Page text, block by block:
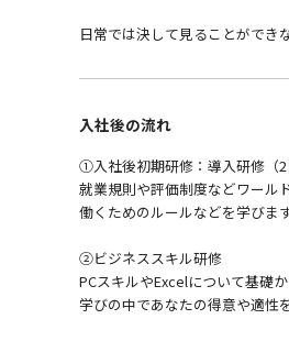
日常では決して見ることができ
入社後の流れ
①入社後初期研修：導入研修（2
就業規則や評価制度などワール
働くためのルールなどを学びます
②ビジネススキル研修
PCスキルやExcelについて基礎か
学びの中であなたの得意や適性